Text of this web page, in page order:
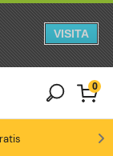
VISITA
pagina
0